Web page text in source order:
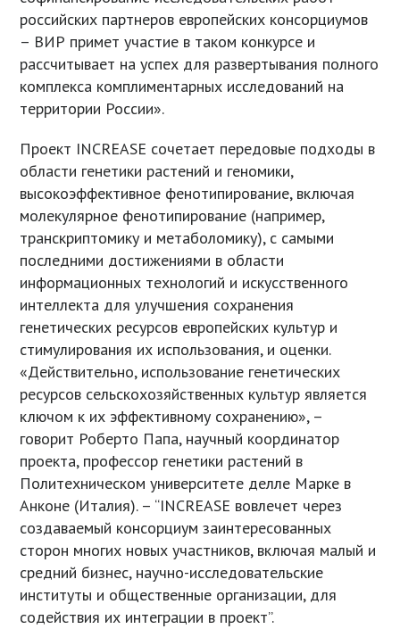
российских партнеров европейских консорциумов
– ВИР примет участие в таком конкурсе и
рассчитывает на успех для развертывания полного
комплекса комплиментарных исследований на
территории России».
Проект INCREASE сочетает передовые подходы в
области генетики растений и геномики,
высокоэффективное фенотипирование, включая
молекулярное фенотипирование (например,
транскриптомику и метаболомику), с самыми
последними достижениями в области
информационных технологий и искусственного
интеллекта для улучшения сохранения
генетических ресурсов европейских культур и
стимулирования их использования, и оценки.
«Действительно, использование генетических
ресурсов сельскохозяйственных культур является
ключом к их эффективному сохранению», –
говорит Роберто Папа, научный координатор
проекта, профессор генетики растений в
Политехническом университете делле Марке в
Анконе (Италия). – “INCREASE вовлечет через
создаваемый консорциум заинтересованных
сторон многих новых участников, включая малый и
средний бизнес, научно-исследовательские
институты и общественные организации, для
содействия их интеграции в проект”.